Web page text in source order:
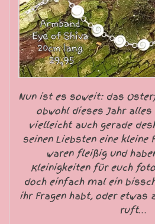
Nun ist es soweit: das
obwohl dieses Jahr
vielleicht auch gerade
seinen Liebsten eine kleine
waren fleißig und
Kleinigkeiten für euch
doch einfach mal ein
ihr Fragen habt, oder etwas
ruft…